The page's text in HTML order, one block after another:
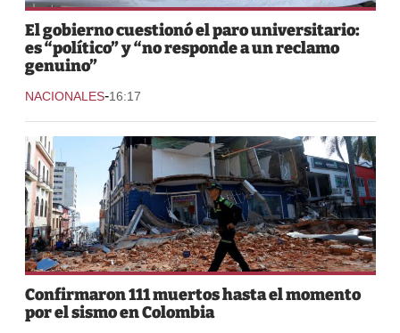
El gobierno cuestionó el paro universitario:
es “político” y “no responde a un reclamo
genuino”
NACIONALES-16:17
Confirmaron 111 muertos hasta el momento
por el sismo en Colombia